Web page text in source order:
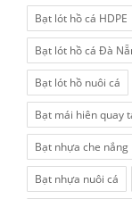
Bạt lót hồ cá HDPE
Bạt lót hồ cá Đà
Bạt lót hồ nuôi cá
Bạt mái hiên quay
Bạt nhựa che nắng
Bạt nhựa nuôi cá